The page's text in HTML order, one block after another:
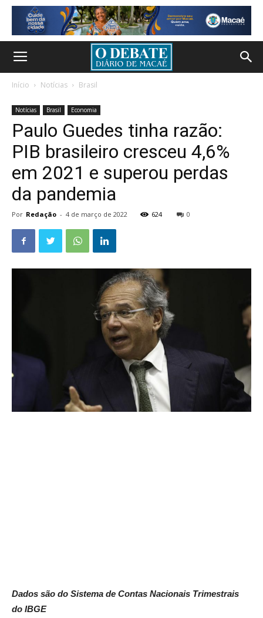
Início Notícias Brasil
Notícias Brasil Economia
Paulo Guedes tinha razão:
PIB brasileiro cresceu 4,6%
em 2021 e superou perdas
da pandemia
Por Redação - 4 de março de 2022 624 0
Dados são do Sistema de Contas Nacionais Trimestrais
do IBGE